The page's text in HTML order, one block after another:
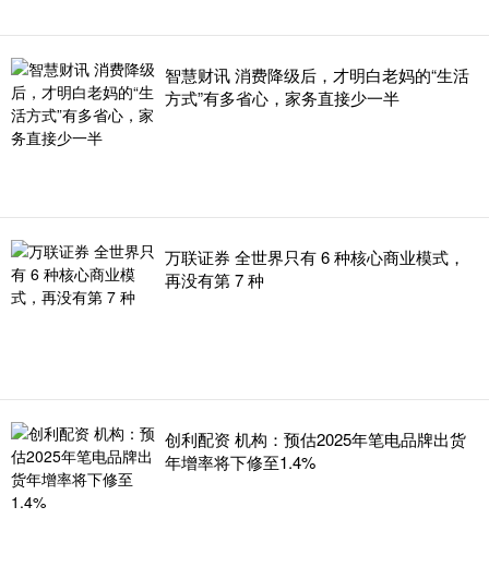
智慧财讯 消费降级后，才明白老妈的“生活
方式”有多省心，家务直接少一半
万联证券 全世界只有 6 种核心商业模式，
再没有第 7 种
创利配资 机构：预估2025年笔电品牌出货
年增率将下修至1.4%